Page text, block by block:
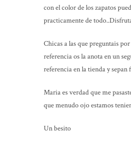
con el color de los zapatos
practicamente de
Chicas a las que preguntais
referencia os la anota en un
referencia en la tienda y
Maria es verdad que me
que menudo ojo estamos
Un besito